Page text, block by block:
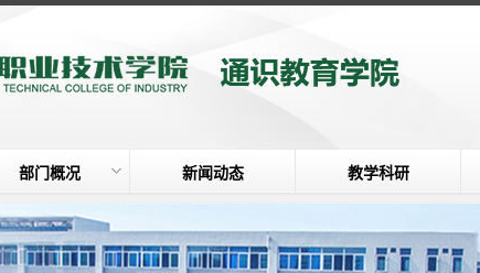
部门概况 新闻动态 教学科研